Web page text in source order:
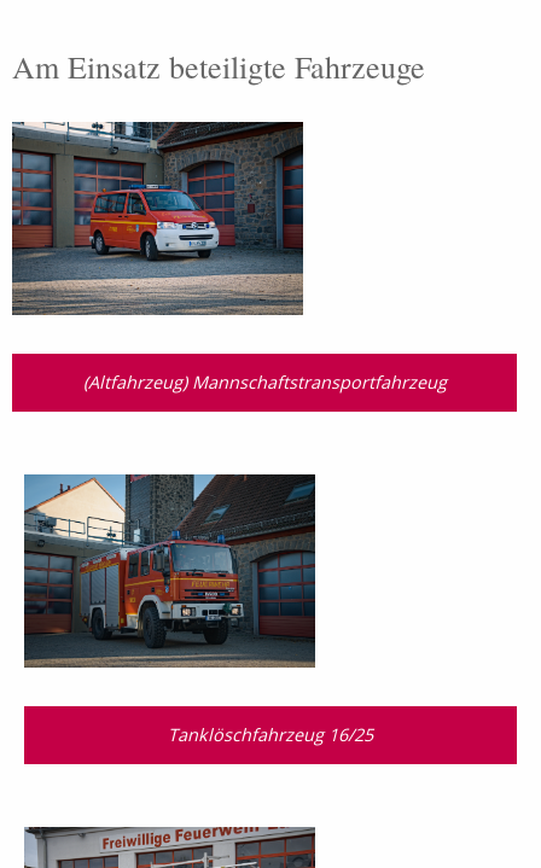
Am Einsatz beteiligte Fahrzeuge
(Altfahrzeug) Mannschaftstransport­fahrzeug
Tanklöschfahrzeug 16/25